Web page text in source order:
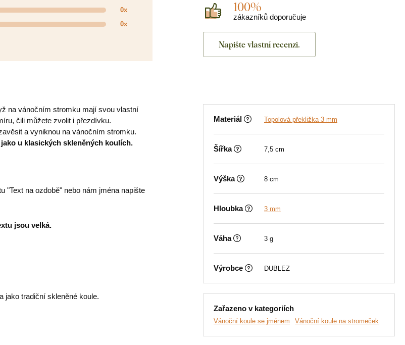
0x
0x 100%
zákazníků doporučuje
Napište vlastní recenzi.
na vánočním stromku mají svou vlastní
čili můžete zvolit i přezdívku.
a vyniknou na vánočním stromku.
u klasických skleněných koulích.
"Text na ozdobě" nebo nám jména napište
jsou velká.
jako tradiční skleněné koule.
Materiál Topolová překližka 3 mm
Šířka 7,5 cm
Výška 8 cm
Hloubka 3 mm
Váha 3 g
Výrobce DUBLEZ
Zařazeno v kategoriích
Vánoční koule se jménem Vánoční koule na stromeček